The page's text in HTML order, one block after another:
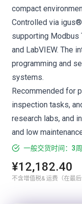
compact
Controlled via
supporting Modbus
and LabVIEW. The
programming and
systems.
Recommended for
inspection tasks,
research labs, and
and low
一般交货时间：3周
¥12,182.40
不含增值税& 运费（在最后